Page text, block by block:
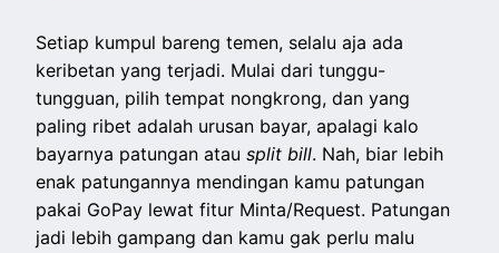
Setiap kumpul bareng temen, selalu aja ada
keribetan yang terjadi. Mulai dari tunggu-
tungguan, pilih tempat nongkrong, dan yang
paling ribet adalah urusan bayar, apalagi kalo
bayarnya patungan atausplit bill. Nah, biar lebih
enak patungannya mendingan kamu patungan
pakai GoPay lewat fitur Minta/Request. Patungan
jadi lebih gampang dan kamu gak perlu malu